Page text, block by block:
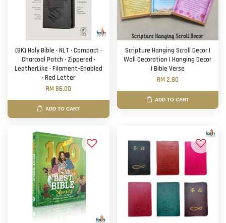
(BK) Holy Bible · NLT · Compact ·
Charcoal Patch · Zippered ·
LeatherLike · Filament-Enabled
· Red Letter
RM 86.00
ADD TO CART
Scripture Hanging Scroll Decor |
Wall Decoration | Hanging Decor
| Bible Verse
RM 2.80
ADD TO CART